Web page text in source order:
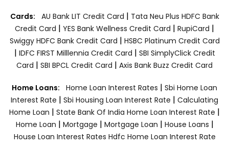
Cards: AU Bank LIT Credit Card | Tata Neu Plus HDFC Bank
Credit Card | YES Bank Wellness Credit Card | RupiCard |
Swiggy HDFC Bank Credit Card | HSBC Platinum Credit Card
| IDFC FIRST Milllennia Credit Card | SBI SimplyClick Credit
Card | SBI BPCL Credit Card | Axis Bank Buzz Credit Card
Home Loans: Home Loan Interest Rates | Sbi Home Loan
Interest Rate | Sbi Housing Loan Interest Rate | Calculating
Home Loan | State Bank Of India Home Loan Interest Rate |
Home Loan | Mortgage | Mortgage Loan | House Loans |
House Loan Interest Rates Hdfc Home Loan Interest Rate